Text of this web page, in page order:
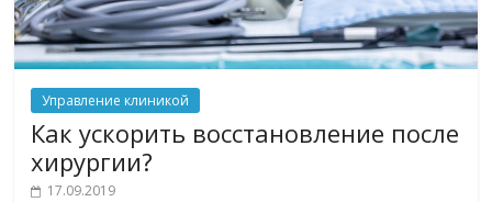
Управление клиникой
Как ускорить восстановление после
хирургии?
17.09.2019